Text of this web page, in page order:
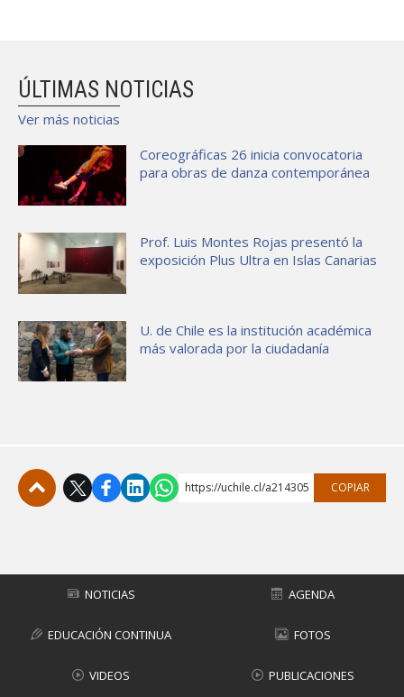
ÚLTIMAS NOTICIAS
Ver más noticias
Coreográficas 26 inicia convocatoria
para obras de danza contemporánea
Prof. Luis Montes Rojas presentó la
exposición Plus Ultra en Islas Canarias
U. de Chile es la institución académica
más valorada por la ciudadanía
https://uchile.cl/a214305 COPIAR
NOTICIAS AGENDA
EDUCACIÓN CONTINUA FOTOS
VIDEOS PUBLICACIONES